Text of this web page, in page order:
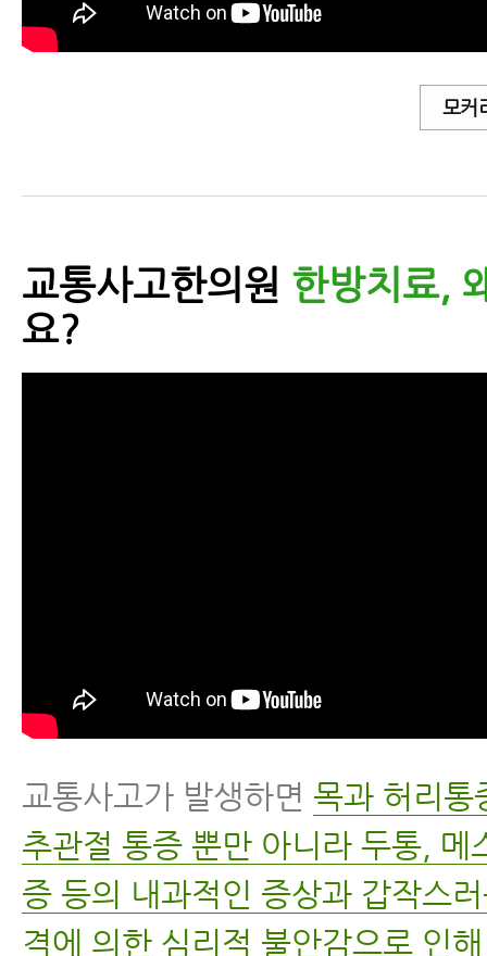
모커
교통사고한의원 한방치료,
요?
교통사고가 발생하면 목과 허리통
추관절 통증 뿐만 아니라 두통, 메
증 등의 내과적인 증상과 갑작스
격에 의한 심리적 불안감으로 인